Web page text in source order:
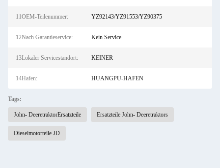
11OEM-Teilenummer: YZ92143/YZ91553/YZ90375
12Nach Garantieservice: Kein Service
13Lokaler Servicestandort: KEINER
14Hafen: HUANGPU-HAFEN
Tags:
John- DeeretraktorErsatzteile Ersatzteile John- Deeretraktors
Dieselmotorteile JD